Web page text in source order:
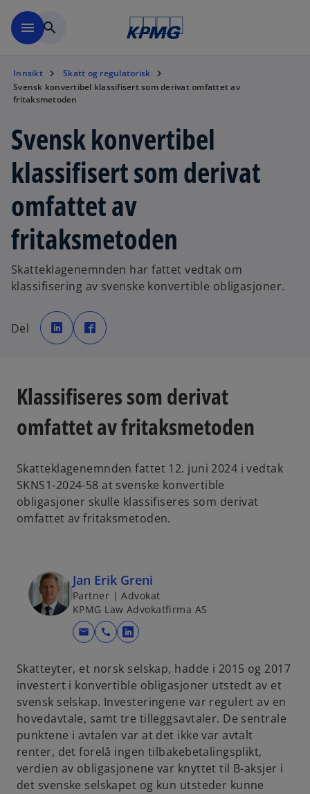
menu search
Innsikt
Skatt og regulatorisk
Svensk konvertibel klassifisert som derivat omfattet av
fritaksmetoden
Svensk konvertibel
klassifisert som derivat
omfattet av
fritaksmetoden
Skatteklagenemnden har fattet vedtak om
klassifisering av svenske konvertible obligasjoner.
Del
o
p
e
n
e
w
t
b
p
e
w
t
b
Klassifiseres som derivat
omfattet av fritaksmetoden
Skatteklagenemnden fattet 12. juni 2024 i vedtak
SKNS1-2024-58 at svenske konvertible
obligasjoner skulle klassifiseres som derivat
omfattet av fritaksmetoden.
Jan Erik Greni
Partner | Advokat
KPMG Law Advokatfirma AS
mail call
o
e
n
s
i
n
a
n
e
Skatteyter, et norsk selskap, hadde i 2015 og 2017
investert i konvertible obligasjoner utstedt av et
svensk selskap. Investeringene var regulert av en
hovedavtale, samt tre tilleggsavtaler. De sentrale
punktene i avtalen var at det ikke var avtalt
renter, det forelå ingen tilbakebetalingsplikt,
verdien av obligasjonene var knyttet til B-aksjer i
det svenske selskapet og kun utsteder kunne